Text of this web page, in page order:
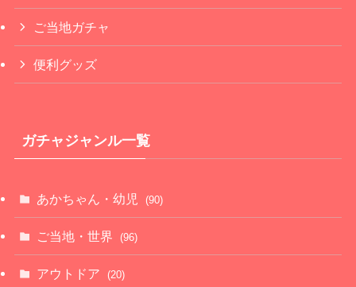
ご当地ガチャ
便利グッズ
ガチャジャンル一覧
あかちゃん・幼児 (90)
ご当地・世界 (96)
アウトドア (20)